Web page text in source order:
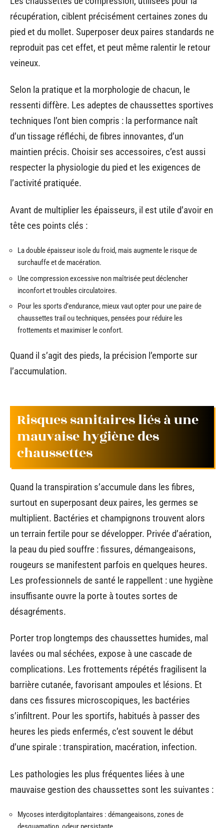
récupération, ciblent précisément certaines zones du
pied et du mollet. Superposer deux paires standards ne
reproduit pas cet effet, et peut même ralentir le retour
veineux.
Selon la pratique et la morphologie de chacun, le
ressenti diffère. Les adeptes de chaussettes sportives
techniques l’ont bien compris : la performance naît
d’un tissage réfléchi, de fibres innovantes, d’un
maintien précis. Choisir ses accessoires, c’est aussi
respecter la physiologie du pied et les exigences de
l’activité pratiquée.
Avant de multiplier les épaisseurs, il est utile d’avoir en
tête ces points clés :
La double épaisseur isole du froid, mais augmente le risque de
surchauffe et de macération.
Une compression excessive non maîtrisée peut déclencher
inconfort et troubles circulatoires.
Pour les sports d’endurance, mieux vaut opter pour une paire de
chaussettes trail ou techniques, pensées pour réduire les
frottements et maximiser le confort.
Quand il s’agit des pieds, la précision l’emporte sur
l’accumulation.
Risques sanitaires liés à une
mauvaise hygiène des
chaussettes
Quand la transpiration s’accumule dans les fibres,
surtout en superposant deux paires, les germes se
multiplient. Bactéries et champignons trouvent alors
un terrain fertile pour se développer. Privée d’aération,
la peau du pied souffre : fissures, démangeaisons,
rougeurs se manifestent parfois en quelques heures.
Les professionnels de santé le rappellent : une hygiène
insuffisante ouvre la porte à toutes sortes de
désagréments.
Porter trop longtemps des chaussettes humides, mal
lavées ou mal séchées, expose à une cascade de
complications. Les frottements répétés fragilisent la
barrière cutanée, favorisant ampoules et lésions. Et
dans ces fissures microscopiques, les bactéries
s’infiltrent. Pour les sportifs, habitués à passer des
heures les pieds enfermés, c’est souvent le début
d’une spirale : transpiration, macération, infection.
Les pathologies les plus fréquentes liées à une
mauvaise gestion des chaussettes sont les suivantes :
Mycoses interdigitoplantaires : démangeaisons, zones de